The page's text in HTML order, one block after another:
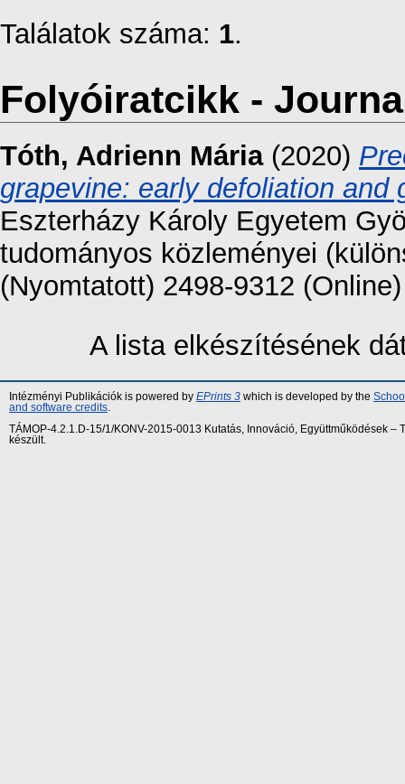
Találatok száma: 1.
Folyóiratcikk -
Tóth, Adrienn Mária(2020)
grapevine: early defoliation and
Eszterházy Károly Egyetem
tudományos közleményei
(Nyomtatott) 2498-9312 (Online)
A lista elkészítésének
Intézményi Publikációk is powered by EPrints 3 which is developed by the
and software credits
TÁMOP-4.2.1.D-15/1/KONV-2015-0013 Kutatás, Innováció, Együttműködések
készült.